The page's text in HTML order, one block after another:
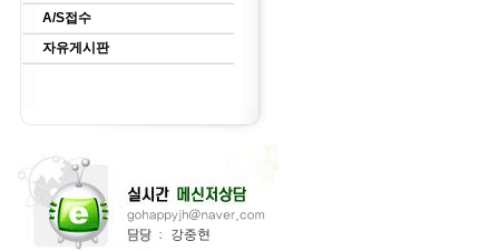
A/S접수
자유게시판